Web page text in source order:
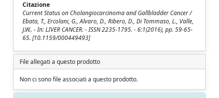
Citazione
Current Status on Cholangiocarcinoma and Gallbladder Cancer /
Ebata, T., Ercolani, G., Alvaro, D., Ribero, D., Di Tommaso, L., Valle,
J.W.. - In: LIVER CANCER. - ISSN 2235-1795. - 6:1(2016), pp. 59-65-
65. [10.1159/000449493]
File allegati a questo prodotto
Non ci sono file associati a questo prodotto.